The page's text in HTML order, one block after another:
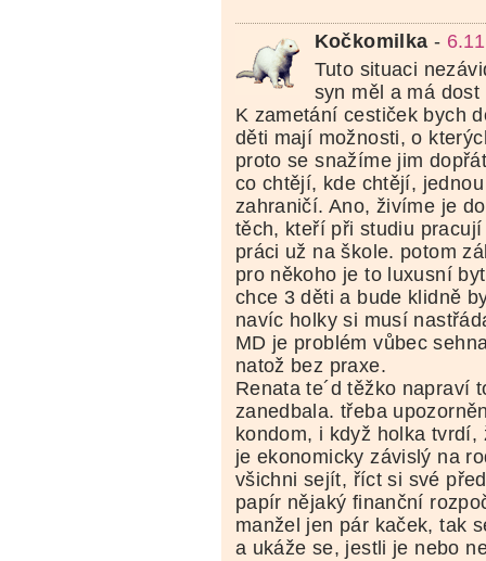
Kočkomilka -
Tuto situaci
syn měl a má dost
K zametání cestiček bych
děti mají možnosti, o
proto se snažíme jim
co chtějí, kde chtějí,
zahraničí. Ano, živíme je
těch, kteří při studiu
práci už na škole. potom
pro někoho je to luxusní
chce 3 děti a bude klidně
navíc holky si musí
MD je problém vůbec
natož bez praxe.
Renata te´d těžko napraví
zanedbala. třeba
kondom, i když holka tvrdí,
je ekonomicky závislý na
všichni sejít, říct si své
papír nějaký finanční
manžel jen pár kaček, tak
a ukáže se, jestli je nebo